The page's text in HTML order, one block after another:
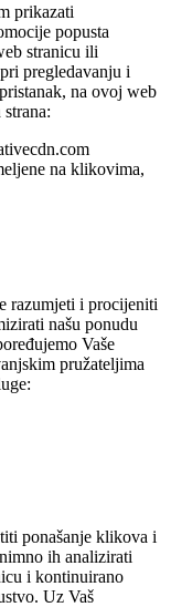
prikazati
popusta
stranicu ili
pregledavanju i
na ovoj web
na klikovima,
razumjeti i procijeniti
našu ponudu
Vaše
pružateljima
ponašanje klikova i
ih analizirati
i kontinuirano
Uz Vaš